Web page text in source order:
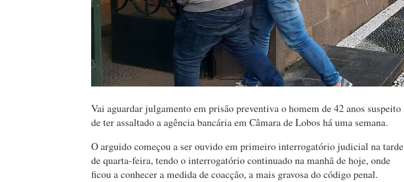
Vai aguardar julgamento em prisão preventiva o homem de 42 anos suspeito
de ter assaltado a agência bancária em Câmara de Lobos há uma semana.
O arguido começou a ser ouvido em primeiro interrogatório judicial na tarde
de quarta-feira, tendo o interrogatório continuado na manhã de hoje, onde
ficou a conhecer a medida de coacção, a mais gravosa do código penal.